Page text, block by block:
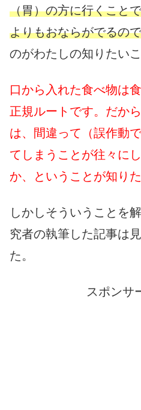
（胃）の方に行くこと
よりもおならがでる
のがわたしの知りたい
口から入れた食べ物は
正規ルートです。だか
は、間違って（誤作動
てしまうことが往々に
か、ということが知りた
しかしそういうことを
究者の執筆した記事は
た。
スポンサ